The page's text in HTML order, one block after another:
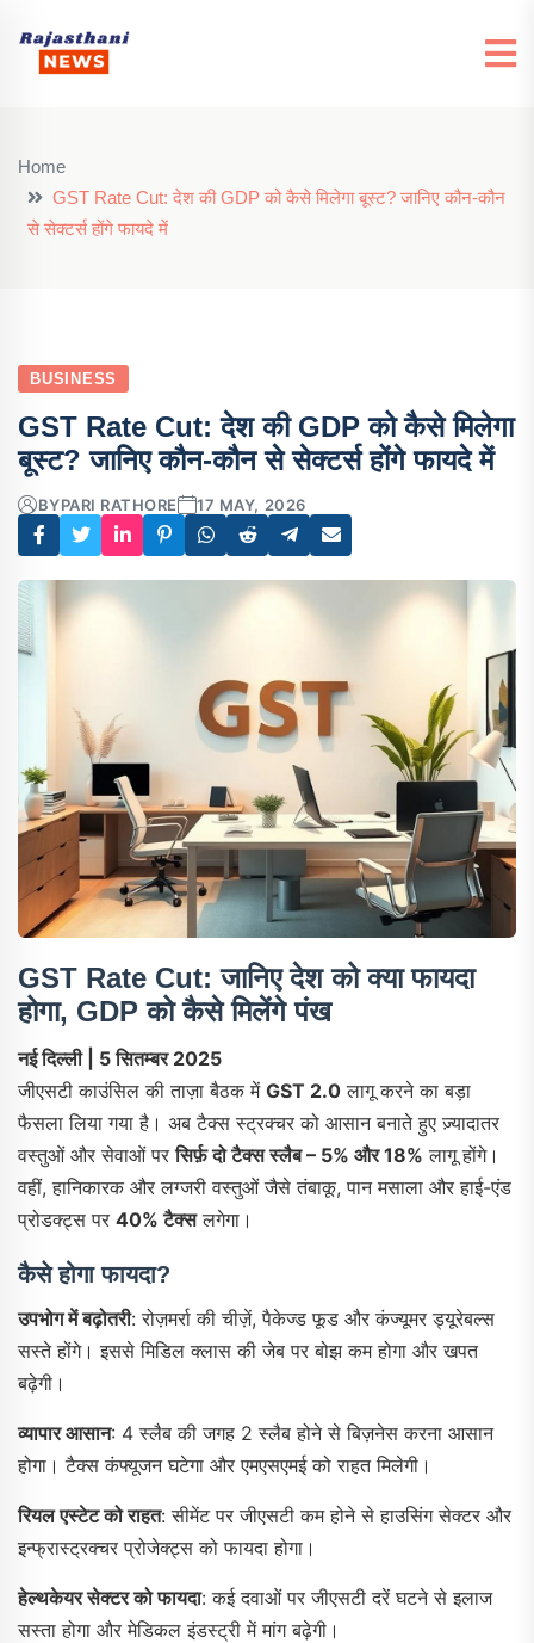
Home
GST Rate Cut: देश की GDP को कैसे मिलेगा बूस्ट? जानिए कौन-कौन
से सेक्टर्स होंगे फायदे में
BUSINESS
GST Rate Cut: देश की GDP को कैसे मिलेगा
बूस्ट? जानिए कौन-कौन से सेक्टर्स होंगे फायदे में
BYPARI RATHORE 17 MAY, 2026
GST Rate Cut: जानिए देश को क्या फायदा
होगा, GDP को कैसे मिलेंगे पंख
नई दिल्ली | 5 सितम्बर 2025
जीएसटी काउंसिल की ताज़ा बैठक में GST 2.0 लागू करने का बड़ा
फैसला लिया गया है। अब टैक्स स्ट्रक्चर को आसान बनाते हुए ज़्यादातर
वस्तुओं और सेवाओं परसिर्फ़ दो टैक्स स्लैब – 5% और 18% लागू होंगे।
वहीं, हानिकारक और लग्जरी वस्तुओं जैसे तंबाकू, पान मसाला और हाई-एंड
प्रोडक्ट्स पर 40% टैक्सलगेगा।
कैसे होगा फायदा?
उपभोग में बढ़ोतरी: रोज़मर्रा की चीज़ें, पैकेज्ड फूड और कंज्यूमर ड्यूरेबल्स
सस्ते होंगे। इससे मिडिल क्लास की जेब पर बोझ कम होगा और खपत
बढ़ेगी।
व्यापार आसान: 4 स्लैब की जगह 2 स्लैब होने से बिज़नेस करना आसान
होगा। टैक्स कंफ्यूजन घटेगा और एमएसएमई को राहत मिलेगी।
रियल एस्टेट को राहत: सीमेंट पर जीएसटी कम होने से हाउसिंग सेक्टर और
इन्फ्रास्ट्रक्चर प्रोजेक्ट्स को फायदा होगा।
हेल्थकेयर सेक्टर को फायदा: कई दवाओं पर जीएसटी दरें घटने से इलाज
सस्ता होगा और मेडिकल इंडस्ट्री में मांग बढ़ेगी।